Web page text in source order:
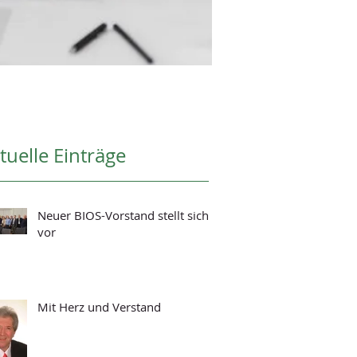
Einträge
Neuer BIOS-Vorstand stellt sich
vor
Mit Herz und Verstand